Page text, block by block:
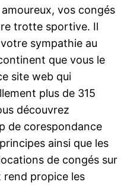
vos congés
trotte sportive. Il
sympathie au
que vous le
site web qui
plus de 315
découvrez
de corespondance
ainsi que les
de congés sur
rend propice les